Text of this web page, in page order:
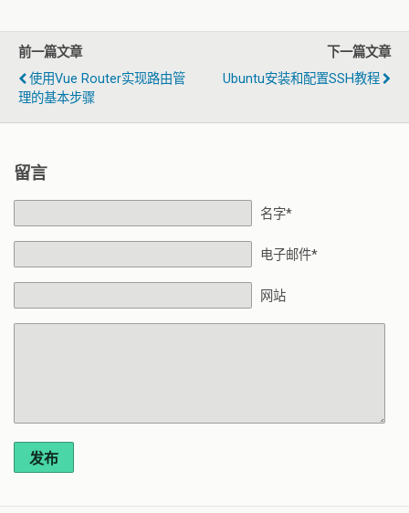
前一篇文章
使用Vue Router实现路由管
理的基本步骤
下一篇文章
Ubuntu安装和配置SSH教程
留言
名字*
电子邮件*
网站
发布